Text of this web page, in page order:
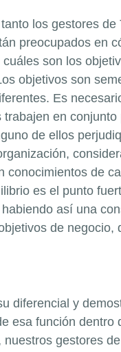
los gestores de
preocupados en
cuáles son los
objetivos son
Es
trabajen en
de ellos
conocimientos de
es el punto
así una
de negocio,
diferencial y
esa función dentro
nuestros gestores